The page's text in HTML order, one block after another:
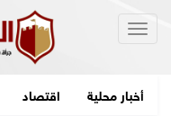
أخبار محلية اقتصاد